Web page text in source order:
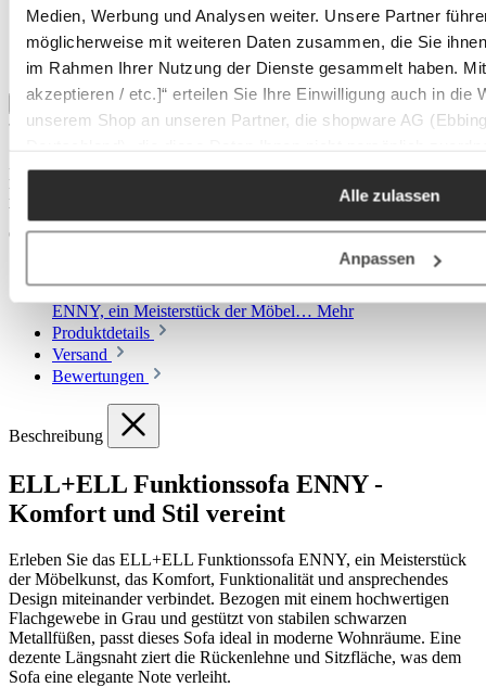
Medien, Werbung und Analysen weiter. Unsere Partner
möglicherweise mit weiteren Daten zusammen, die Sie
im Rahmen Ihrer Nutzung der Dienste gesammelt haben.
akzeptieren / etc.]“ erteilen Sie Ihre Einwilligung auch in die
unserem Shop an unseren Partner, die shopware AG
Zwecken (z.B. Produktverbesserungen,
Alle zulassen
Anpassen
In den Warenkorb
Besonderheiten
Integrierte Schlaffunktion
Verwandelt sich mit vollständiger Unterfederung und Lattenrost in
eine komfortable Gästeliege.
ELL+ELL Funktionssofa ENNY - Komfort
und Stil vereint Erleben Sie das ELL+ELL Funktionssofa
ENNY, ein Meisterstück der Möbel… Mehr
Produktdetails
Versand
Bewertungen
Beschreibung
ELL+ELL Funktionssofa ENNY -
Komfort und Stil vereint
Erleben Sie das ELL+ELL Funktionssofa ENNY, ein Meisterstück
der Möbelkunst, das Komfort, Funktionalität und ansprechendes
Design miteinander verbindet. Bezogen mit einem hochwertigen
Flachgewebe in Grau und gestützt von stabilen schwarzen
Metallfüßen, passt dieses Sofa ideal in moderne Wohnräume. Eine
dezente Längsnaht ziert die Rückenlehne und Sitzfläche, was dem
Sofa eine elegante Note verleiht.